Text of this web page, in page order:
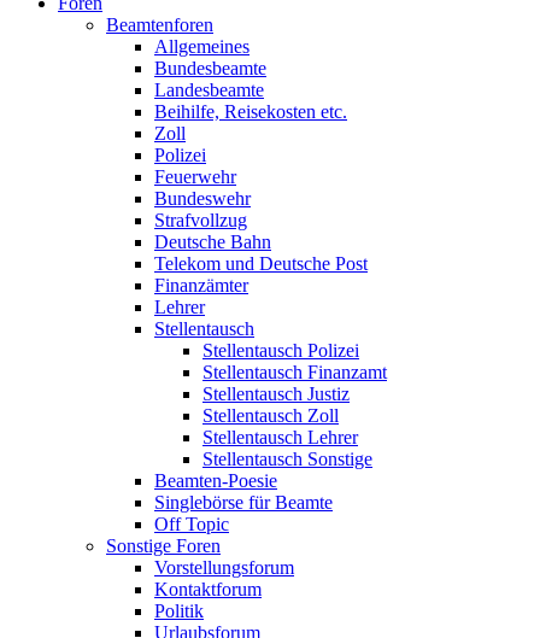
Beamtenforen
Allgemeines
Bundesbeamte
Landesbeamte
Beihilfe, Reisekosten etc.
Zoll
Polizei
Feuerwehr
Bundeswehr
Strafvollzug
Deutsche Bahn
Telekom und Deutsche Post
Finanzämter
Lehrer
Stellentausch
Stellentausch Polizei
Stellentausch Finanzamt
Stellentausch Justiz
Stellentausch Zoll
Stellentausch Lehrer
Stellentausch Sonstige
Beamten-Poesie
Singlebörse für Beamte
Off Topic
Sonstige Foren
Vorstellungsforum
Kontaktforum
Politik
Urlaubsforum